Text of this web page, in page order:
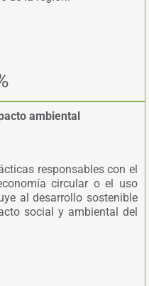
ambiental
responsables con el
circular o el uso
al desarrollo sostenible
social y ambiental del